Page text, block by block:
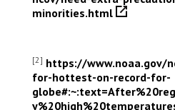
minorities.html
[2] https://www.noaa.gov/
for-hottest-on-record-for-